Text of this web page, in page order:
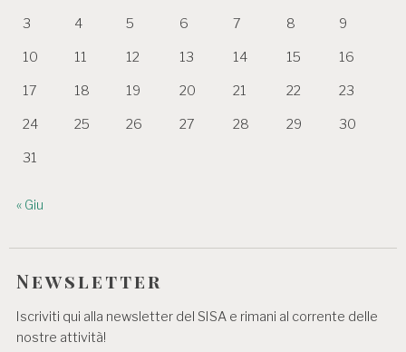
3 4 5 6 7 8 9
10 11 12 13 14 15 16
17 18 19 20 21 22 23
24 25 26 27 28 29 30
31
« Giu
Newsletter
Iscriviti qui alla newsletter del SISA e rimani al corrente delle
nostre attività!